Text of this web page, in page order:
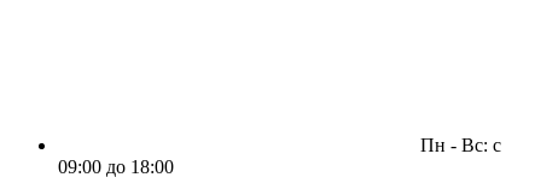
Пн - Вс: c
09:00 до 18:00